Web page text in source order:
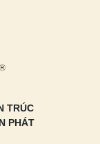
TRÚC
PHÁT